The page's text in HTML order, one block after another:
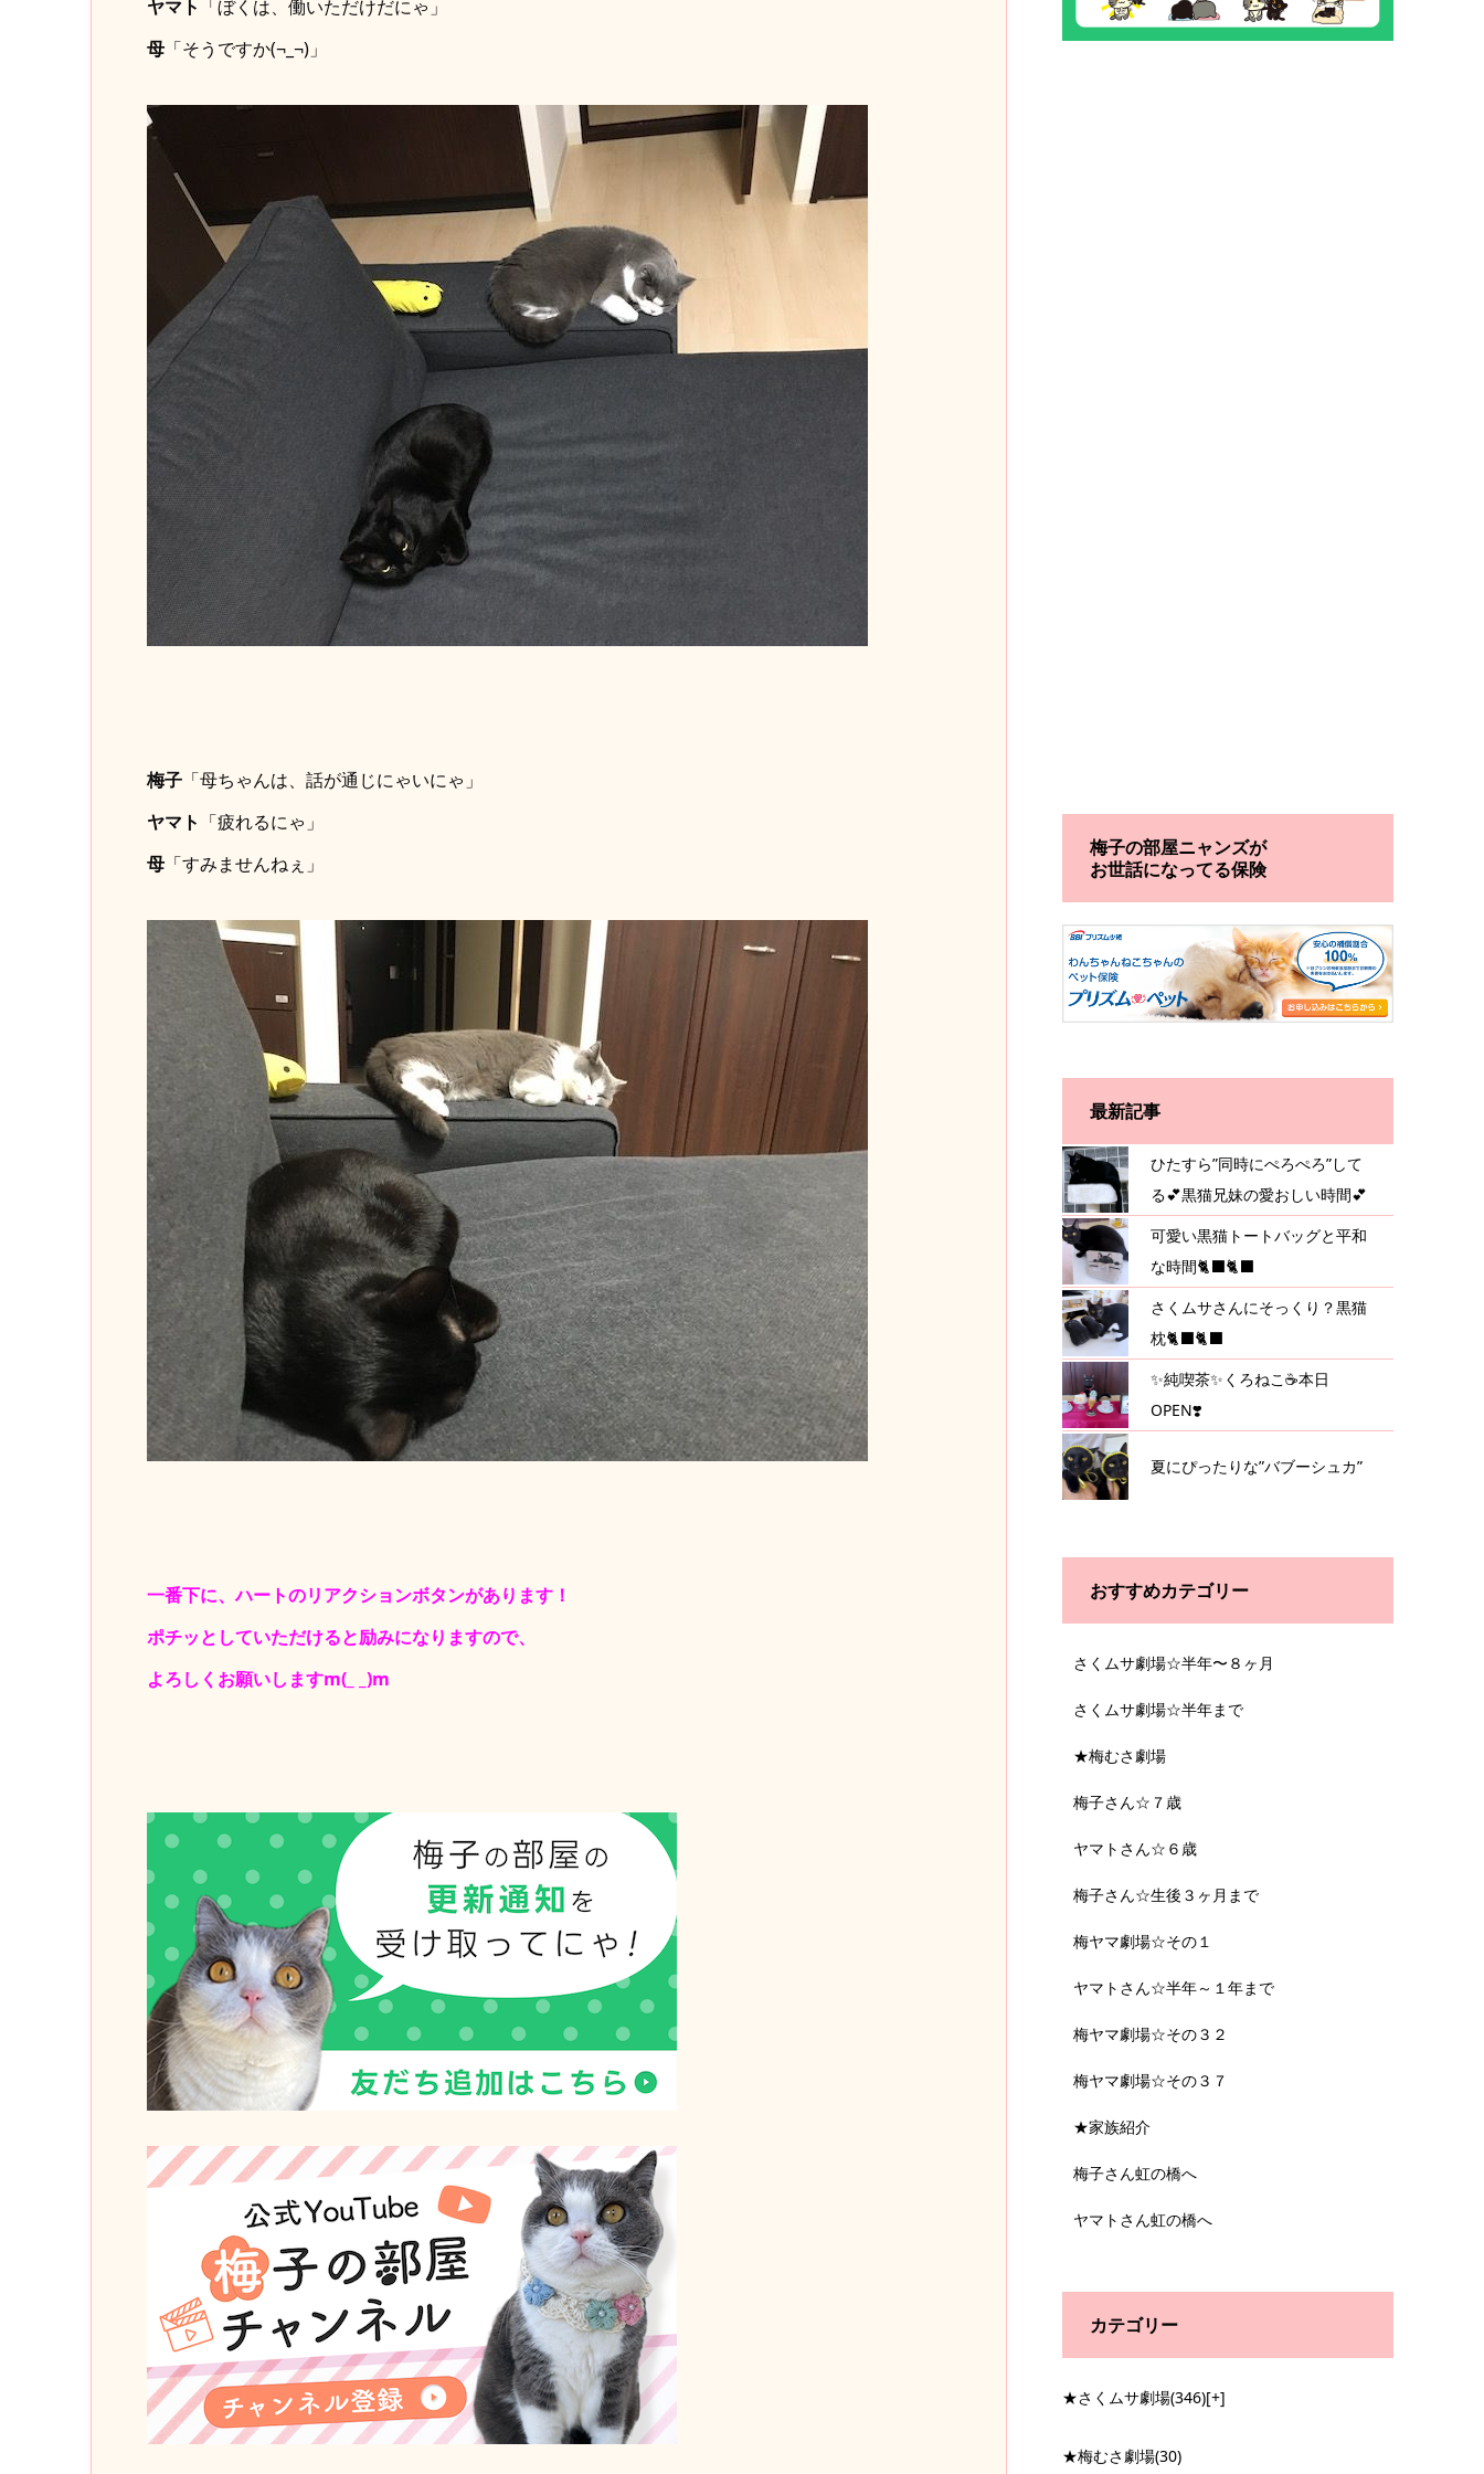
ヤマト 「ぼくは、働いただけだにゃ」
母「そうですか(¬_¬)」
梅子「母ちゃんは、話が通じにゃいにゃ」
ヤマト 「疲れるにゃ」
母「すみませんねぇ」
一番下に、ハートのリアクションボタンがあります！
ポチッとしていただけると励みになりますので、
よろしくお願いしますm(_ _)m
梅子の部屋ニャンズが
お世話になってる保険
最新記事
ひたすら”同時にぺろぺろ”して
る💕黒猫兄妹の愛おしい時間💕
可愛い黒猫トートバッグと平和
な時間🐈‍⬛🐈‍⬛
さくムサさんにそっくり？黒猫
枕🐈‍⬛🐈‍⬛
✨純喫茶✨くろねこ☕️本日
OPEN❣️
夏にぴったりな”バブーシュカ”
おすすめカテゴリー
さくムサ劇場☆半年〜８ヶ月
さくムサ劇場☆半年まで
★梅むさ劇場
梅子さん☆７歳
ヤマトさん☆６歳
梅子さん☆生後３ヶ月まで
梅ヤマ劇場☆その１
ヤマトさん☆半年～１年まで
梅ヤマ劇場☆その３２
梅ヤマ劇場☆その３７
★家族紹介
梅子さん虹の橋へ
ヤマトさん虹の橋へ
カテゴリー
★さくムサ劇場(346)[+]
★梅むさ劇場(30)